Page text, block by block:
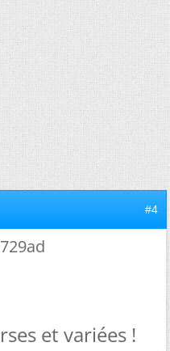
#4
et variées !